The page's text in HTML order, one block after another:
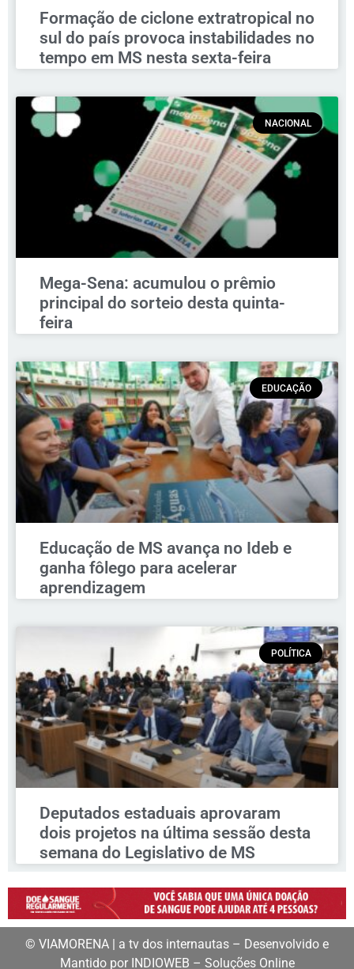
Formação de ciclone extratropical no
sul do país provoca instabilidades no
tempo em MS nesta sexta-feira
NACIONAL
Mega-Sena: acumulou o prêmio
principal do sorteio desta quinta-
feira
EDUCAÇÃO
Educação de MS avança no Ideb e
ganha fôlego para acelerar
aprendizagem
POLÍTICA
Deputados estaduais aprovaram
dois projetos na última sessão desta
semana do Legislativo de MS
© VIAMORENA | a tv dos internautas – Desenvolvido e
Mantido por INDIOWEB – Soluções Online